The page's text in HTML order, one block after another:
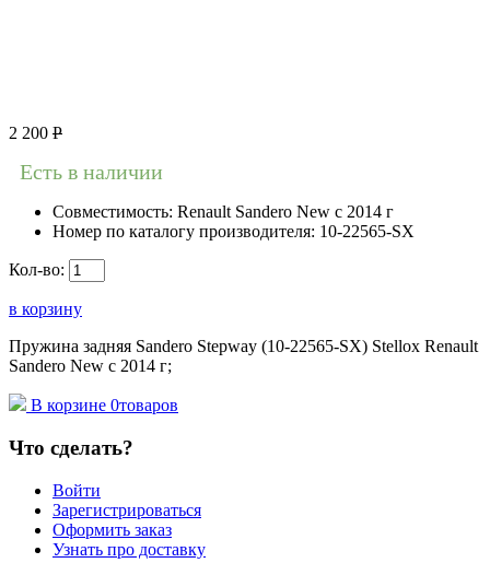
2 200 Р
Есть в наличии
Совместимость: Renault Sandero New с 2014 г
Номер по каталогу производителя: 10-22565-SX
Кол-во:
в корзину
Пружина задняя Sandero Stepway (10-22565-SX) Stellox Renault
Sandero New с 2014 г;
В корзине 0товаров
Что сделать?
Войти
Зарегистрироваться
Оформить заказ
Узнать про доставку